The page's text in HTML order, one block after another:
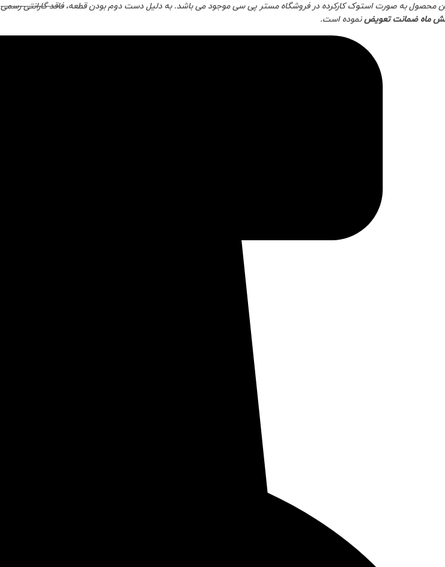
محصول به صورت استوک کارکرده در فروشگاه مستر پی سی موجود می باشد. به دلیل دست دوم بودن قطعه،فاقد گارانتی رسمی
ماه ضمانت تعویضنموده است.